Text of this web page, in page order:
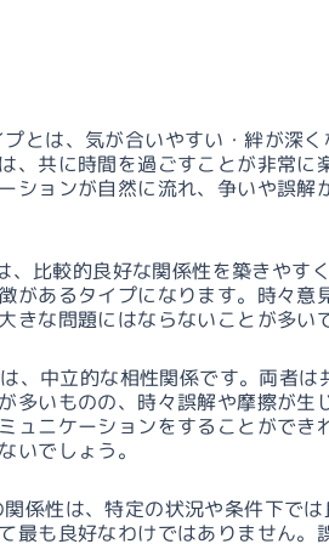
プとは、気が合いやすい・絆が深
、共に時間を過ごすことが非常に
ションが自然に流れ、争いや誤解
、比較的良好な関係性を築きやす
があるタイプになります。時々意
きな問題にはならないことが多い
、中立的な相性関係です。両者は
多いものの、時々誤解や摩擦が生
ュニケーションをすることができ
いでしょう。
関係性は、特定の状況や条件下では
最も良好なわけではありません。